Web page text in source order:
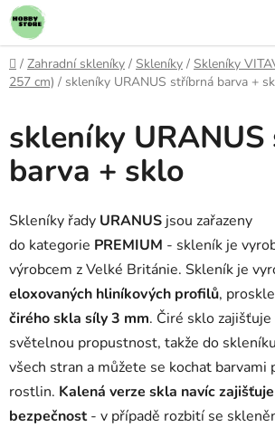
Přejít
na
obsah
Domů
/ Zahradní skleníky / Skleníky / Skleníky
257 cm) / skleníky URANUS stříbrná barva +
skleníky
barva + sklo
Skleníky řady URANUS jsou zařazeny
do kategorie PREMIUM - skleník je
výrobcem z Velké Británie. Skleník je
eloxovaných hliníkových profilů,
čirého skla síly 3 mm. Čiré sklo
světelnou propustnost, takže do
všech stran a můžete se kochat barvami
rostlin. Kalená verze skla navíc
bezpečnost- v případě rozbití se